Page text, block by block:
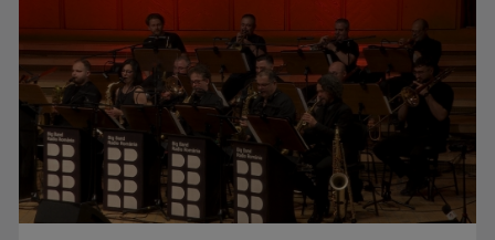
„Societății” din ...